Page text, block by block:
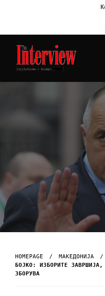
Интервју
HOMEPAGE
МАКЕДОНИЈА
БОЈКО: ИЗБОРИТЕ
ЗБОРУВА